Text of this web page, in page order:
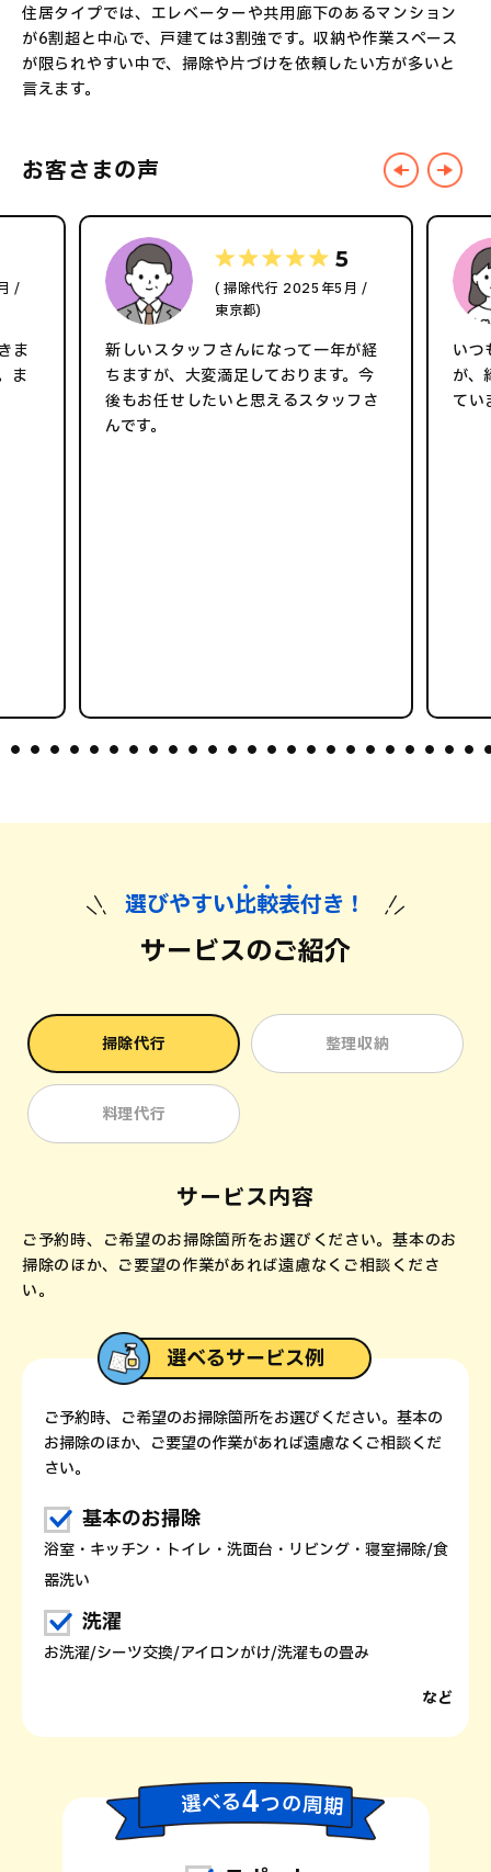
住居タイプでは、エレベーターや共用廊下のあるマンション
が6割超と中心で、戸建ては3割強です。収納や作業スペース
が限られやすい中で、掃除や片づけを依頼したい方が多いと
言えます。
お客さまの声
/
ま
ま
5
( 掃除代行 2025年5月 /
東京都)
新しいスタッフさんになって一年が経
ちますが、大変満足しております。今
後もお任せしたいと思えるスタッフさ
んです。
いつ
が、
てい
選びやすい比較表付き！
サービスのご紹介
掃除代行 整理収納
料理代行
サービス内容
ご予約時、ご希望のお掃除箇所をお選びください。基本のお
掃除のほか、ご要望の作業があれば遠慮なくご相談くださ
い。
選べるサービス例
ご予約時、ご希望のお掃除箇所をお選びください。基本の
お掃除のほか、ご要望の作業があれば遠慮なくご相談くだ
さい。
基本のお掃除
浴室・キッチン・トイレ・洗面台・リビング・寝室掃除/食
器洗い
洗濯
お洗濯/シーツ交換/アイロンがけ/洗濯もの畳み
など
選べる4つの周期
整理収納関連有資格者がお客さまのご要望をヒアリング。要
想定所要時間 スタッフ2名の場合：2時間～
カジタクの料理代行のおすすめプランは「らくらく献立セレク
誕生日などパーティーや特別なイベントで、明確なご希望メニ
らくらく献立セレクトプラン
以下の献立セットから（1セット6品）、1回につき1種類選んで
お客さまの好き嫌い・アレルギーに合わせて適宜食材変更など
1：肉じゃが、チキンのトマト煮込み、ハンバーグ、
2：煮魚、ポークチャップ、厚揚げとピーマンの味噌
3：豚バラ甘辛炒め、鮭とほうれんそうのクリーム煮
4：牛肉とトマトのバター醤油、チキンのねぎ甘酢た
6：魚の味噌焼き、肉豆腐、ポテトサラダ、ほうれん
7：チンジャオロース、魚のバターポン酢蒸し、キャ
スクロールできます